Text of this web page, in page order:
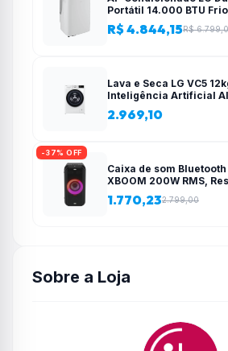
Portátil 14.000 BTU
R$ 4.844,15R$
Lava e Seca LG VC5
Inteligência Artificial
(CV3012WC5) – 127v
2.969,10
-37% OFF
Caixa de som Bluetooth
XBOOM 200W RMS,
(IPX4), 12 horas de
de Festa – XL5T
1.770,232.799,00
Sobre a Loja